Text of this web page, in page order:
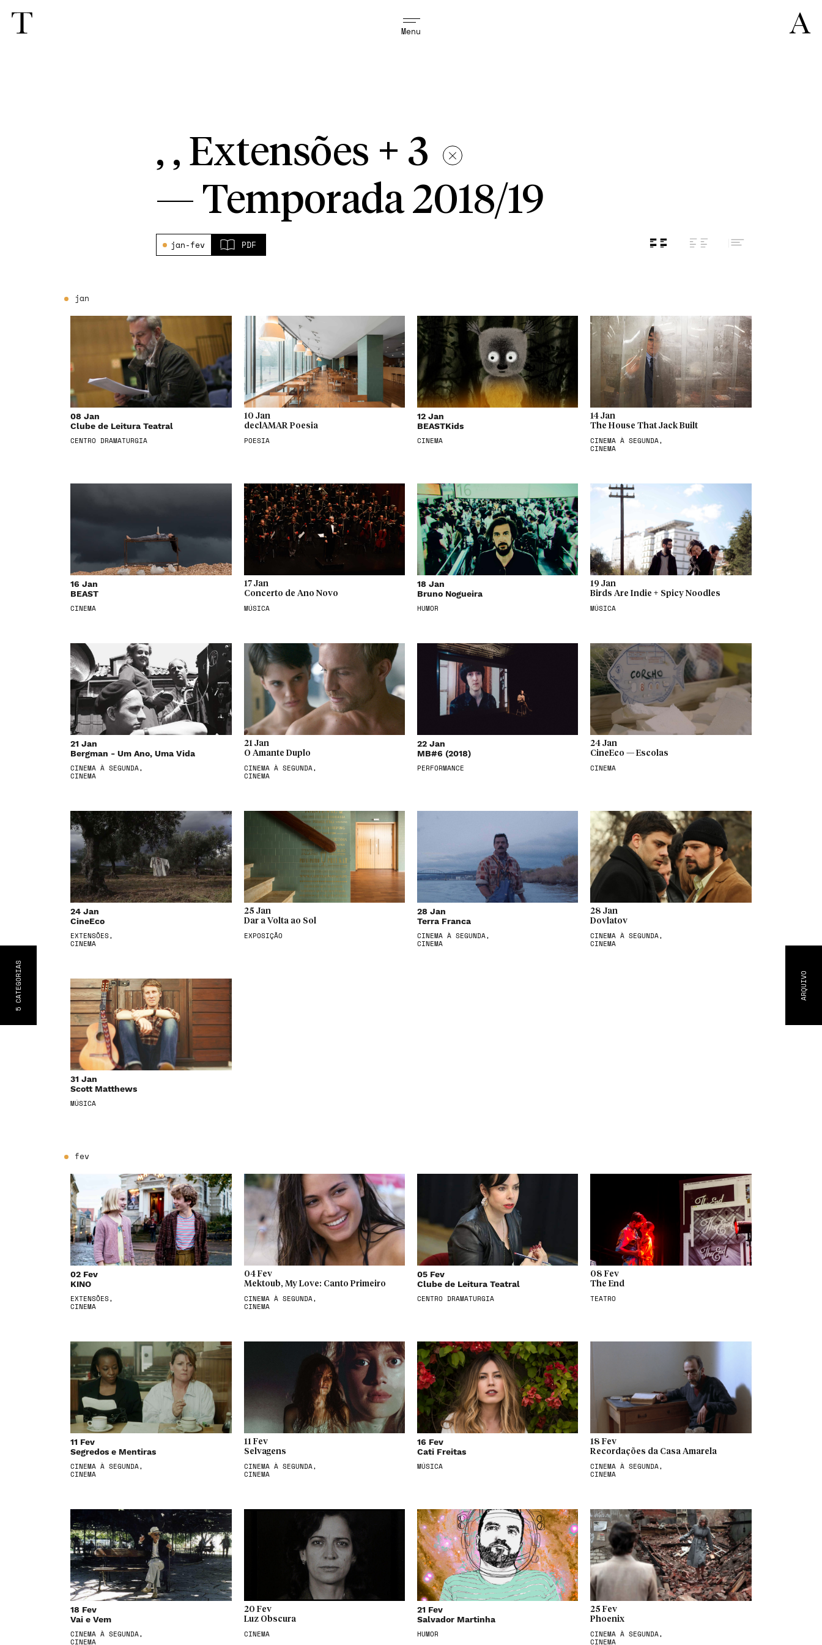
Menu
ARQUIVO
5
CATEGORIA
S
, , Extensões + 3
— Temporada 2018/19
jan-fev PDF
jan
08 Jan
Clube de Leitura Teatral
CENTRO DRAMATURGIA
10 Jan
declAMAR Poesia
POESIA
12 Jan
BEASTKids
CINEMA
14 Jan
The House That Jack Built
CINEMA À SEGUNDA,
CINEMA
16 Jan
BEAST
CINEMA
17 Jan
Concerto de Ano Novo
MÚSICA
18 Jan
Bruno Nogueira
HUMOR
19 Jan
Birds Are Indie + Spicy Noodles
MÚSICA
21 Jan
Bergman - Um Ano, Uma Vida
CINEMA À SEGUNDA,
CINEMA
21 Jan
O Amante Duplo
CINEMA À SEGUNDA,
CINEMA
22 Jan
MB#6 (2018)
PERFORMANCE
24 Jan
CineEco — Escolas
CINEMA
24 Jan
CineEco
EXTENSÕES,
CINEMA
25 Jan
Dar a Volta ao Sol
EXPOSIÇÃO
28 Jan
Terra Franca
CINEMA À SEGUNDA,
CINEMA
28 Jan
Dovlatov
CINEMA À SEGUNDA,
CINEMA
31 Jan
Scott Matthews
MÚSICA
fev
02 Fev
KINO
EXTENSÕES,
CINEMA
04 Fev
Mektoub, My Love: Canto Primeiro
CINEMA À SEGUNDA,
CINEMA
05 Fev
Clube de Leitura Teatral
CENTRO DRAMATURGIA
08 Fev
The End
TEATRO
11 Fev
Segredos e Mentiras
CINEMA À SEGUNDA,
CINEMA
11 Fev
Selvagens
CINEMA À SEGUNDA,
CINEMA
16 Fev
Cati Freitas
MÚSICA
18 Fev
Recordações da Casa Amarela
CINEMA À SEGUNDA,
CINEMA
18 Fev
Vai e Vem
CINEMA À SEGUNDA,
CINEMA
20 Fev
Luz Obscura
CINEMA
21 Fev
Salvador Martinha
HUMOR
25 Fev
Phoenix
CINEMA À SEGUNDA,
CINEMA